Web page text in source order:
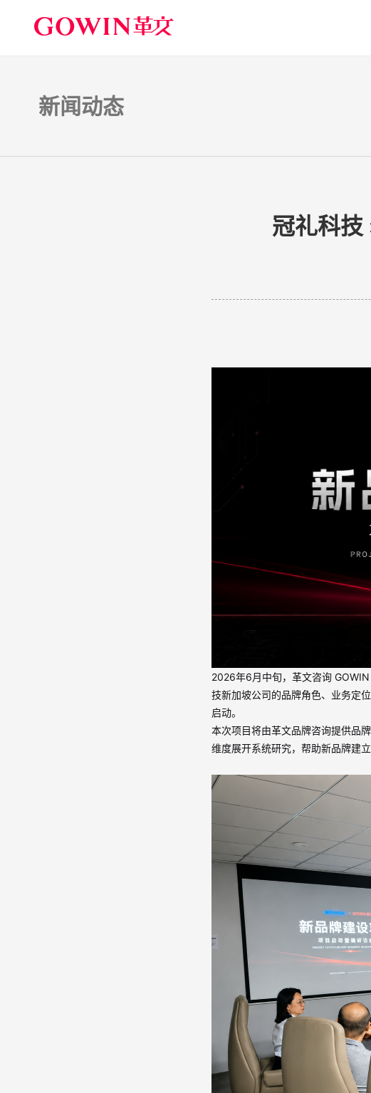
新闻动态
冠礼科技
2026年6月中旬，革文咨询
技新加坡公司的品牌角色、业务定
启动。
本次项目将由革文品牌咨询提供品
维度展开系统研究，帮助新品牌建